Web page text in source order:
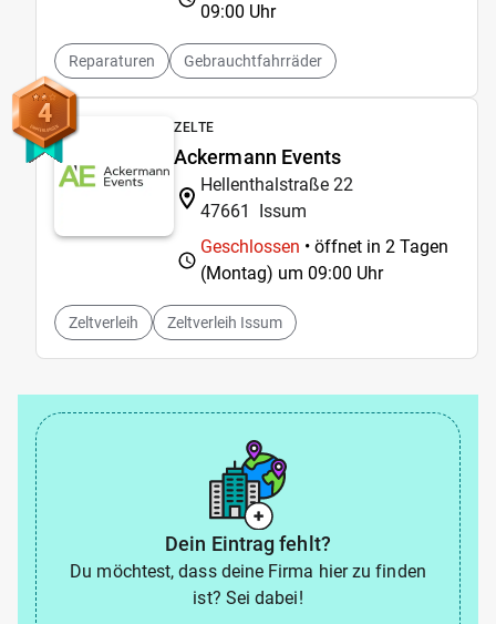
09:00 Uhr
Reparaturen Gebrauchtfahrräder
4 ZELTE
Ackermann Events
Hellenthalstraße 22
47661
Issum
Geschlossen • öffnet in 2 Tagen
(Montag) um 09:00 Uhr
Zeltverleih Zeltverleih Issum
Dein Eintrag fehlt?
Du möchtest, dass deine Firma hier zu finden
ist? Sei dabei!